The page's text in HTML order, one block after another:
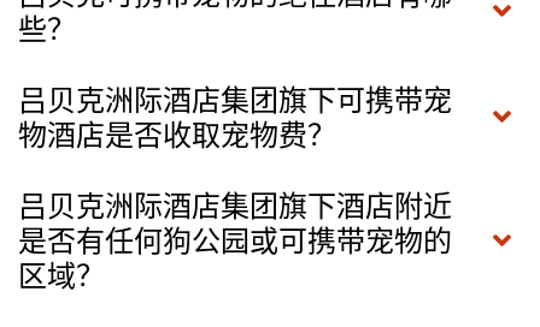
些？
吕贝克洲际酒店集团旗下可携带宠
物酒店是否收取宠物费？
吕贝克洲际酒店集团旗下酒店附近
是否有任何狗公园或可携带宠物的
区域？